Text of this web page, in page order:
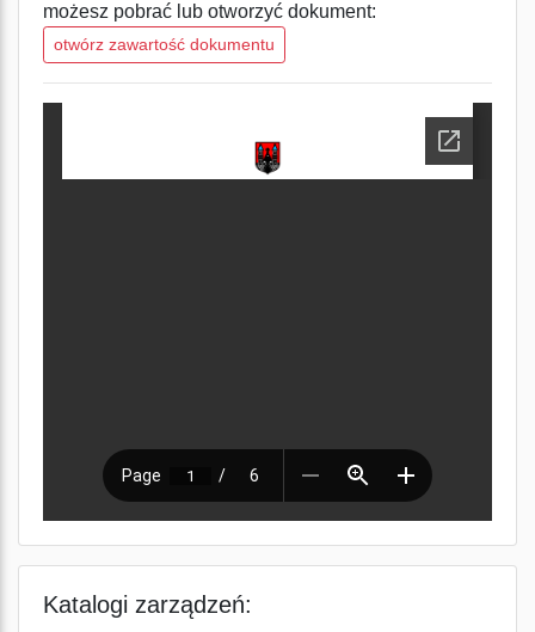
możesz pobrać lub otworzyć dokument:
otwórz zawartość dokumentu
Katalogi zarządzeń: